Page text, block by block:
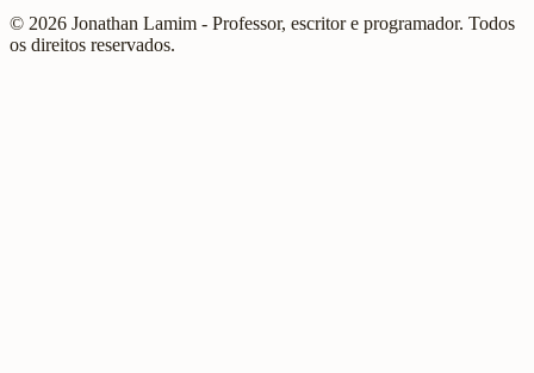
© 2026 Jonathan Lamim - Professor, escritor e programador. Todos
os direitos reservados.